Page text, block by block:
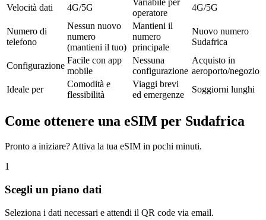
Velocità dati
4G/5G
operatore
4G/5G
Numero di
telefono
Nessun nuovo
numero
(mantieni il tuo)
Mantieni il
numero
principale
Nuovo numero
Sudafrica
Configurazione
Facile con app
mobile
Nessuna
configurazione
Acquisto in
aeroporto/negozio
Ideale per
Comodità e
flessibilità
Viaggi brevi
ed emergenze
Soggiorni lunghi
Come ottenere una eSIM per Sudafrica
Pronto a iniziare? Attiva la tua eSIM in pochi minuti.
1
Scegli un piano dati
Seleziona i dati necessari e attendi il QR code via email.